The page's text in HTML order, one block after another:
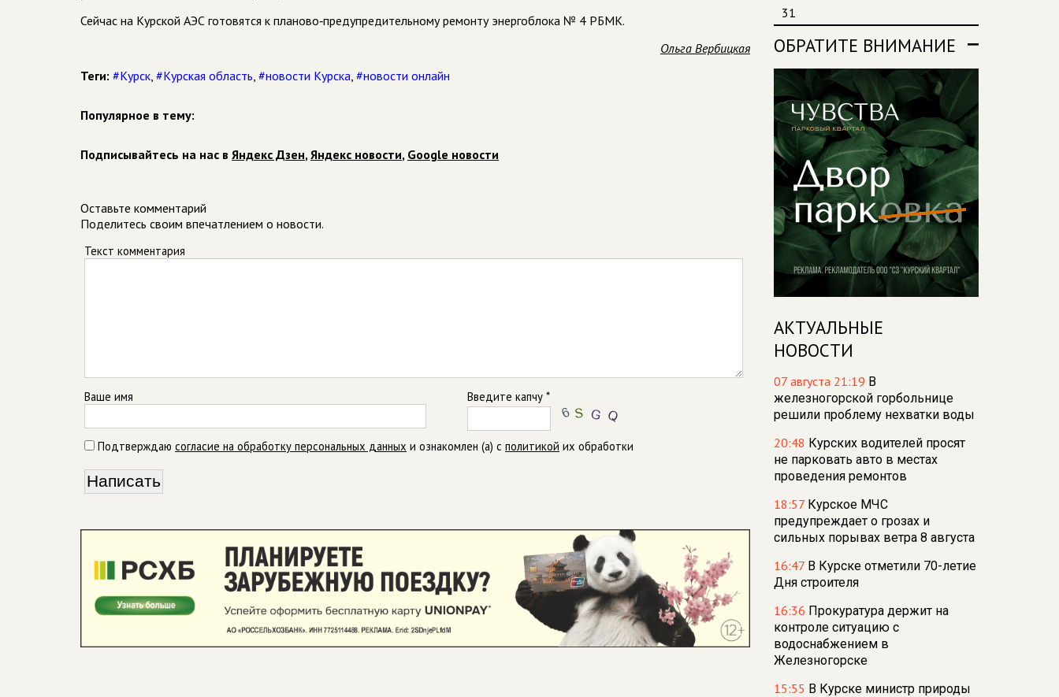
Сейчас на Курской АЭС готовятся к планово‑предупредительному ремонту энергоблока № 4 РБМК.
Ольга Вербицкая
Теги: #Курск, #Курская область, #новости Курска, #новости онлайн
Популярное в тему:
Подписывайтесь на нас в Яндекс Дзен,Яндекс новости, Google новости
Оставьте комментарий
Поделитесь своим впечатлением о новости.
Текст комментария
Ваше имя Введите капчу *
Подтверждаю согласие на обработку персональных данных и ознакомлен (а) с политикой их обработки
31
ОБРАТИТЕ ВНИМАНИЕ
АКТУАЛЬНЫЕ
НОВОСТИ
07 августа 21:19 В
железногорской горбольнице
решили проблему нехватки воды
20:48 Курских водителей просят
не парковать авто в местах
проведения ремонтов
18:57 Курское МЧС
предупреждает о грозах и
сильных порывах ветра 8 августа
16:47 В Курске отметили 70-летие
Дня строителя
16:36 Прокуратура держит на
контроле ситуацию с
водоснабжением в
Железногорске
15:55 В Курске министр природы